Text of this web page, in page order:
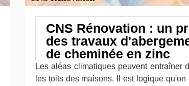
CNS Rénovation : un
des travaux
de cheminée en zinc
Les aléas climatiques peuvent entraîner
les toits des maisons. Il est logique